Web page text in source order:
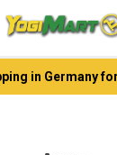
in Germany